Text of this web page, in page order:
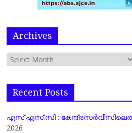
Archives
Recent Posts
എസ്.എസ്.സി :
2026